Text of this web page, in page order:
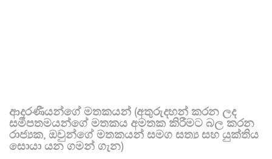
ආදරණීයන්ගේ මතකයන් (අතුරුදහන් කරන ලද
සමීපතමයන්ගේ මතකය අමතක කිරීමට බල කරන
රාජ්‍යක, ඔවුන්ගේ මතකයන් සමග සත්‍ය සහ යුක්තිය
සොයා යන ගමන් ගැන)